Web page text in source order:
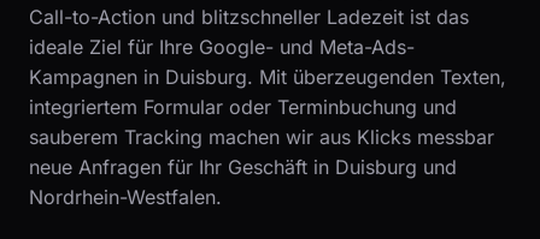
Call-to-Action und blitzschneller Ladezeit ist das
ideale Ziel für Ihre Google- und Meta-Ads-
Kampagnen in Duisburg. Mit überzeugenden Texten,
integriertem Formular oder Terminbuchung und
sauberem Tracking machen wir aus Klicks messbar
neue Anfragen für Ihr Geschäft in Duisburg und
Nordrhein-Westfalen.